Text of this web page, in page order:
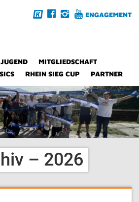
ENGAGEMENT
JUGEND
MITGLIEDSCHAFT
RHEIN SIEG CUP PARTNER
– 2026